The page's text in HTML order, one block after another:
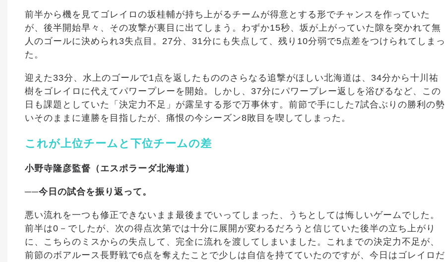
前半から機を見てゴレイロの坂桂輔が持ち上がるチームが得意とする形でチャンスを作っていた
が、後半開始早々、その攻撃が裏目に出てしまう。わずか15秒、坂が上がっていた隙を突かれて無
人のゴールに決められ3失点目。27分、31分にも失点して、残り10分弱で5点差をつけられてしまっ
た。
迎えた33分、水上のゴールで1点を返したもののさらなる追撃がほしい北海道は、34分から十川祐
樹をゴレイロに代えてパワープレーを開始。しかし、37分にパワープレー返しを浴びるなど、この
日も課題としていた「決定力不足」が露呈する形で万事休す。前節で手にした7試合ぶりの勝利の勢
いそのままに連勝を目指したが、痛恨の今シーズン8敗目を喫してしまった。
これが上位チームと下位チームの差
小野寺隆彦監督（エスポラーダ北海道）
──今日の試合を振り返って。
悪い流れを一つも修正できないまま最後までいってしまった、うちとしては悔しいゲームでした。
前半は0－でしたが、次の得点次第では十分に展開が変わるだろうと信じていた後半の立ち上がり
に、こちらのミスからの失点して、完全に流れを渡してしまいました。これまでの決定力不足が、
前節のボアルース長野戦で6点を奪えたことで少しは自信を持てていたのですが、今日はゴレイロだ